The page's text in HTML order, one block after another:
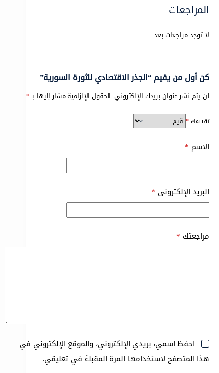
المراجعات
لا توجد مراجعات بعد.
كن أول من يقيم “الجذر الاقتصادي للثورة السورية”
لن يتم نشر عنوان بريدك الإلكتروني. الحقول الإلزامية مشار إليها بـ*
تقييمك*
الاسم *
البريد الإلكتروني *
مراجعتك *
احفظ اسمي، بريدي الإلكتروني، والموقع الإلكتروني في
هذا المتصفح لاستخدامها المرة المقبلة في تعليقي.